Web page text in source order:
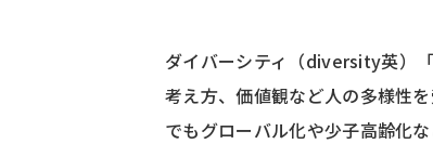
ダイバーシティ（diversity英）
考え方、価値観など人の多様性
でもグローバル化や少子高齢化